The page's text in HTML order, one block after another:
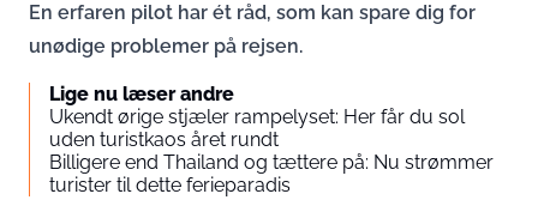
En erfaren pilot har ét råd, som kan spare dig for
unødige problemer på rejsen.
Lige nu læser andre
Ukendt ørige stjæler rampelyset: Her får du sol
uden turistkaos året rundt
Billigere end Thailand og tættere på: Nu strømmer
turister til dette ferieparadis